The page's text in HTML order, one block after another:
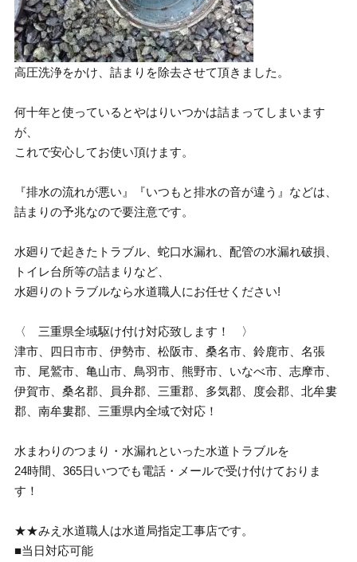
高圧洗浄をかけ、詰まりを除去させて頂きました。
何十年と使っているとやはりいつかは詰まってしまいます
が、
これで安心してお使い頂けます。
『排水の流れが悪い』『いつもと排水の音が違う』などは、
詰まりの予兆なので要注意です。
水廻りで起きたトラブル、蛇口水漏れ、配管の水漏れ破損、
トイレ台所等の詰まりなど、
水廻りのトラブルなら水道職人にお任せください!
〈 三重県全域駆け付け対応致します！ 〉
津市、四日市市、伊勢市、松阪市、桑名市、鈴鹿市、名張
市、尾鷲市、亀山市、鳥羽市、熊野市、いなべ市、志摩市、
伊賀市、桑名郡、員弁郡、三重郡、多気郡、度会郡、北牟婁
郡、南牟婁郡、三重県内全域で対応！
水まわりのつまり・水漏れといった水道トラブルを
24時間、365日いつでも電話・メールで受け付けておりま
す！
★★みえ水道職人は水道局指定工事店です。
■当日対応可能